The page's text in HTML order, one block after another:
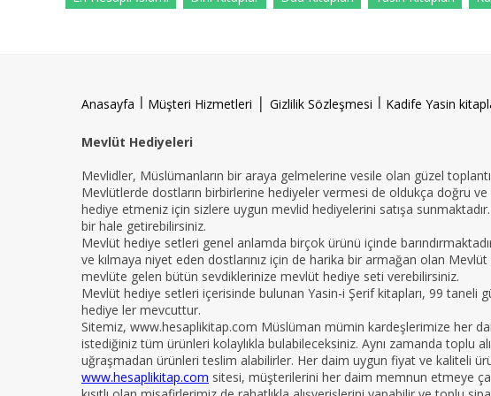
Anasayfa l Müşteri Hizmetleri | Gizlilik Sözleşmesi l Kadife Yasin
Mevlüt Hediyeleri
Mevlidler, Müslümanların bir araya gelmelerine vesile olan güzel
Mevlütlerde dostların birbirlerine hediyeler vermesi de oldukça doğru ve
hediye etmeniz için sizlere uygun mevlid hediyelerini satışa
bir hale getirebilirsiniz.
Mevlüt hediye setleri genel anlamda birçok ürünü içinde
ve kılmaya niyet eden dostlarınız için de harika bir armağan olan
mevlüte gelen bütün sevdiklerinize mevlüt hediye seti verebilirsiniz.
Mevlüt hediye setleri içerisinde bulunan Yasin-i Şerif kitapları, 99
hediye ler mevcuttur.
Sitemiz, www.hesaplikitap.com Müslüman mümin kardeşlerimize her
istediğiniz tüm ürünleri kolaylıkla bulabileceksiniz. Aynı zamanda
uğraşmadan ürünleri teslim alabilirler. Her daim uygun fiyat ve kaliteli
www.hesaplikitap.com sitesi, müşterilerini her daim memnun etmeye